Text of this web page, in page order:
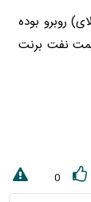
روبرو بوده
نفت برنت
0